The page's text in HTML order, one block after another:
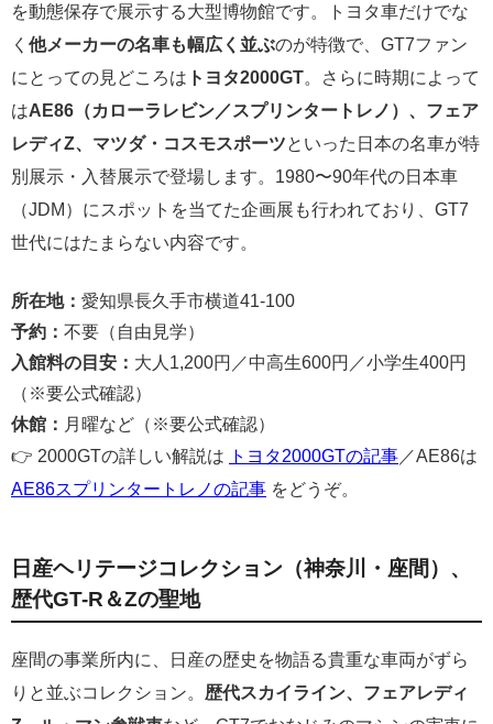
を動態保存で展示する大型博物館です。トヨタ車だけでな
く 他メーカーの名車も幅広く並ぶのが特徴で、GT7ファン
にとっての見どころは トヨタ2000GT 。さらに時期によって
はAE86（カローラレビン／スプリンタートレノ）、フェア
レディZ、マツダ・コスモスポーツ といった日本の名車が特
別展示・入替展示で登場します。1980〜90年代の日本車
（JDM）にスポットを当てた企画展も行われており、GT7
世代にはたまらない内容です。
所在地： 愛知県長久手市横道41-100
予約： 不要（自由見学）
入館料の目安： 大人1,200円／中高生600円／小学生400円
（※要公式確認）
休館：
月曜など（※要公式確認）
👉 2000GTの詳しい解説は
トヨタ2000GTの記事 ／AE86は
AE86スプリンタートレノの記事 をどうぞ。
日産ヘリテージコレクション（神奈川・座間）、
歴代GT-R＆Zの聖地
座間の事業所内に、日産の歴史を物語る貴重な車両がずら
りと並ぶコレクション。 歴代スカイライン、フェアレディ